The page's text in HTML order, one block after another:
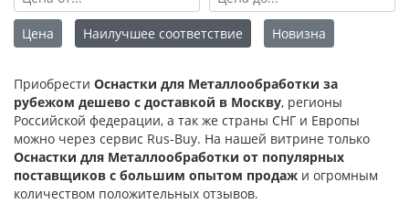
Цена Наилучшее соответствие Новизна
Приобрести Оснастки для Металлообработки за
рубежом дешево с доставкой в Москву, регионы
Российской федерации, а так же страны СНГ и Европы
можно через сервис Rus-Buy. На нашей витрине только
Оснастки для Металлообработки от популярных
поставщиков с большим опытом продаж и огромным
количеством положительных отзывов.